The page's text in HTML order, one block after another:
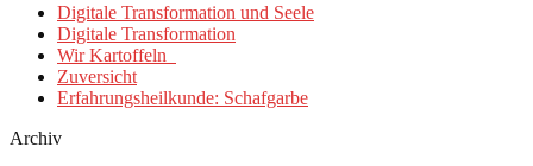
Digitale Transformation und Seele
Digitale Transformation
Wir Kartoffeln
Zuversicht
Erfahrungsheilkunde: Schafgarbe
Archiv